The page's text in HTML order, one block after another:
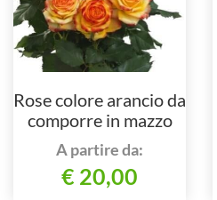
Rose colore arancio da
comporre in mazzo
per numero di steli.
A partire da:
€ 20,00